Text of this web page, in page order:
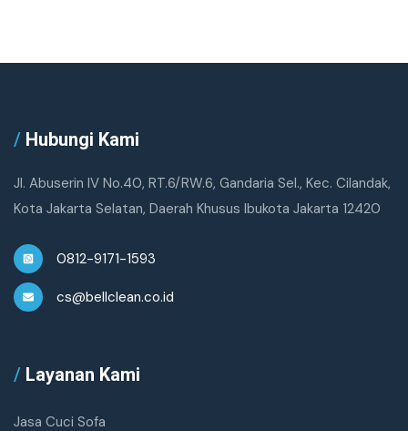
/ Hubungi Kami
Jl. Abuserin IV No.40, RT.6/RW.6, Gandaria Sel., Kec. Cilandak,
Kota Jakarta Selatan, Daerah Khusus Ibukota Jakarta 12420
0812-9171-1593
cs@bellclean.co.id
/ Layanan Kami
Jasa Cuci Sofa